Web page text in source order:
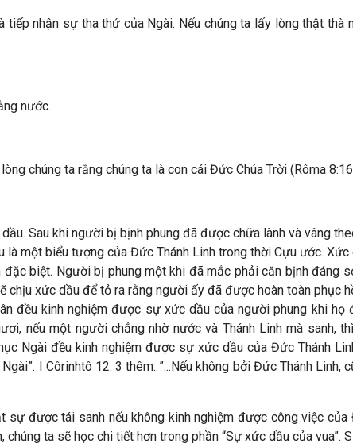
nhận sự tha thứ của Ngài. Nếu chúng ta lấy lòng thật
nước.
chúng ta rằng chúng ta là con cái Đức Chúa Trời (Rôma
Sau khi người bị bịnh phung đã được chữa lành và vâng
một biểu tượng của Đức Thánh Linh trong thời Cựu ước.
biệt. Người bị phung một khi đã mắc phải căn bịnh đáng
chịu xức dầu để tỏ ra rằng người ấy đã được hoàn toàn phục
đều kinh nghiệm được sự xức dầu của người phung khi họ
nếu một người chẳng nhờ nước và Thánh Linh mà sanh,
Ngài đều kinh nghiệm được sự xức dầu của Đức Thánh
I Côrinhtô 12: 3 thêm: ”...Nếu không bởi Đức Thánh Linh,
sự được tái sanh nếu không kinh nghiệm được công việc
ta sẽ học chi tiết hơn trong phần “Sự xức dầu của vua”.